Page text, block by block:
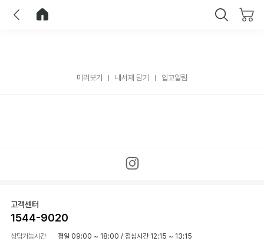
미리보기 내서재 담기 입고알림
고객센터
1544-9020
상담가능시간 평일 09:00 ~ 18:00 / 점심시간 12:15 ~ 13:15